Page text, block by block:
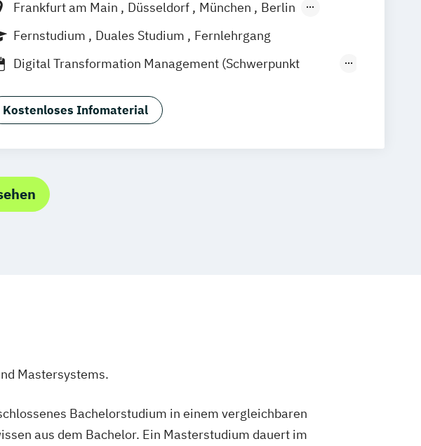
Frankfurt am Main Düsseldorf München
Berlin
Hamburg
Weil am Rhein Essen Stuttgart
Linz
Fernstudium Duales Studium
Fernlehrgang
Digital Transformation Management (Schwerpunkt
Hospitality Controlling & Hotel Asset Management
Hotel- und Tourismusmarketing
Tourismus Management
Kostenloses Infomaterial
Mastersystems.
Bachelorstudium in einem vergleichbaren
aus dem Bachelor. Ein Masterstudium dauert im